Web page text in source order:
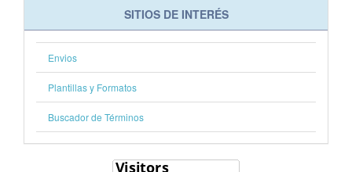
SITIOS DE INTERÉS
Envios
Plantillas y Formatos
Buscador de Términos